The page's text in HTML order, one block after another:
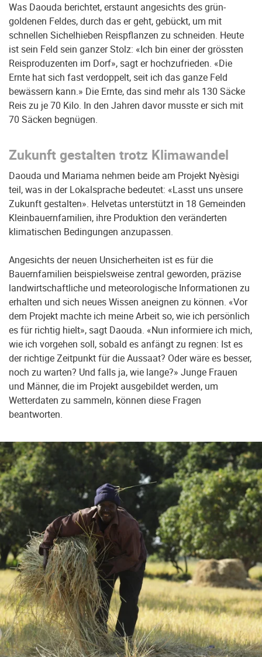
Was Daouda berichtet, erstaunt angesichts des grün-
goldenen Feldes, durch das er geht, gebückt, um mit
schnellen Sichelhieben Reispflanzen zu schneiden. Heute
ist sein Feld sein ganzer Stolz: «Ich bin einer der grössten
Reisproduzenten im Dorf», sagt er hochzufrieden. «Die
Ernte hat sich fast verdoppelt, seit ich das ganze Feld
bewässern kann.» Die Ernte, das sind mehr als 130 Säcke
Reis zu je 70 Kilo. In den Jahren davor musste er sich mit
70 Säcken begnügen.
Zukunft gestalten trotz Klimawandel
Daouda und Mariama nehmen beide am Projekt Nyèsigi
teil, was in der Lokalsprache bedeutet: «Lasst uns unsere
Zukunft gestalten». Helvetas unterstützt in 18 Gemeinden
Kleinbauernfamilien, ihre Produktion den veränderten
klimatischen Bedingungen anzupassen.
Angesichts der neuen Unsicherheiten ist es für die
Bauernfamilien beispielsweise zentral geworden, präzise
landwirtschaftliche und meteorologische Informationen zu
erhalten und sich neues Wissen aneignen zu können. «Vor
dem Projekt machte ich meine Arbeit so, wie ich persönlich
es für richtig hielt», sagt Daouda. «Nun informiere ich mich,
wie ich vorgehen soll, sobald es anfängt zu regnen: Ist es
der richtige Zeitpunkt für die Aussaat? Oder wäre es besser,
noch zu warten? Und falls ja, wie lange?» Junge Frauen
und Männer, die im Projekt ausgebildet werden, um
Wetterdaten zu sammeln, können diese Fragen
beantworten.